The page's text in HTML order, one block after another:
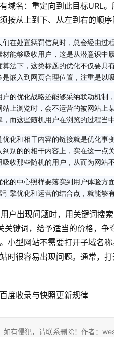
域名：重定向到此目标URL
按从上到下、从左到右的顺序
们在处置惩罚信息时，总会经由
能够吸收用户，这是从潜意识
算法下，这类标题的优化不仅要
嵌入到网页合理位置，注重是以
的优化战略还能够采纳联动机
上浏览时，会不运营的被网站
而这些随机用户在浏览的过程当
化和相干内容的链接就是优化
别的的相干内容上，实在这一
收那些随机的用户，从而为网站
的中心照样要落实到用户体验方
擎优化和运营的结合点，就能
户出现问题时，用关键词搜
键词，给予适当的价格，争
小型网站不需要打开子域名
时很容易出现问题。通常，
度收录与快照更新规律
有侵犯，请联系删除！作者：